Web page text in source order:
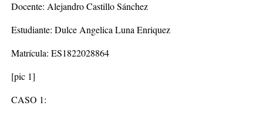
Docente: Alejandro Castillo Sánchez
Estudiante: Dulce Angelica Luna Enriquez
Matrícula: ES1822028864
[pic 1]
CASO 1: